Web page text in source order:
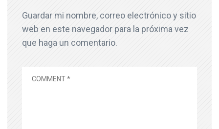
Guardar mi nombre, correo electrónico y sitio
web en este navegador para la próxima vez
que haga un comentario.